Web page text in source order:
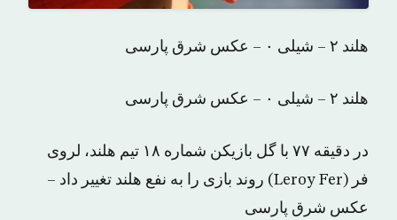
هلند ۲ – شیلی ۰ – عکس شرق پارسی
هلند ۲ – شیلی ۰ – عکس شرق پارسی
در دقیقه ۷۷ با گل بازیکن شماره ۱۸ تیم هلند، لروی
فر (Leroy Fer) روند بازی را به نفع هلند تغییر داد –
عکس شرق پارسی